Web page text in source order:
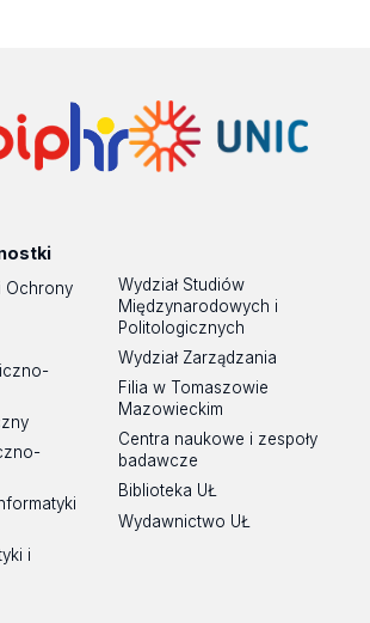
Ochrony
i
Wydział Studiów
Międzynarodowych i
Politologicznych
Wydział Zarządzania
Filia w Tomaszowie
Mazowieckim
Centra naukowe i zespoły
badawcze
Biblioteka UŁ
Wydawnictwo UŁ